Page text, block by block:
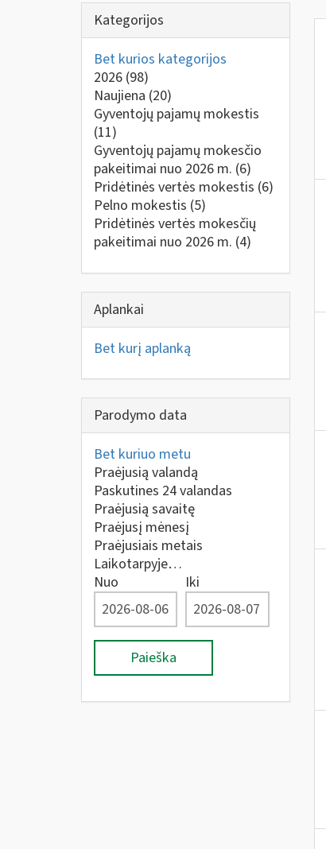
Kategorijos
Bet kurios kategorijos
2026 (98)
Naujiena (20)
Gyventojų pajamų mokestis
(11)
Gyventojų pajamų mokesčio
pakeitimai nuo 2026 m. (6)
Pridėtinės vertės mokestis (6)
Pelno mokestis (5)
Pridėtinės vertės mokesčių
pakeitimai nuo 2026 m. (4)
Aplankai
Bet kurį aplanką
Parodymo data
Bet kuriuo metu
Praėjusią valandą
Paskutines 24 valandas
Praėjusią savaitę
Praėjusį mėnesį
Praėjusiais metais
Laikotarpyje…
Nuo
Iki
Paieška